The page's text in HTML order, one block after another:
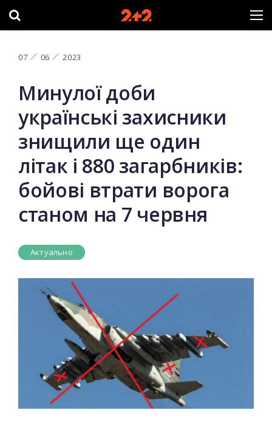
07 06 2023
Минулої доби
українські захисники
знищили ще один
літак і 880 загарбників:
бойові втрати ворога
станом на 7 червня
Актуально